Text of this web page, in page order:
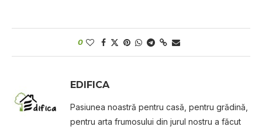
0
EDIFICA
Pasiunea noastră pentru casă, pentru grădină,
pentru arta frumosului din jurul nostru a făcut